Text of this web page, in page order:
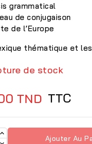
grammatical
de conjugaison
de l’Europe
thématique et
de stock
TND TTC
Ajouter Au